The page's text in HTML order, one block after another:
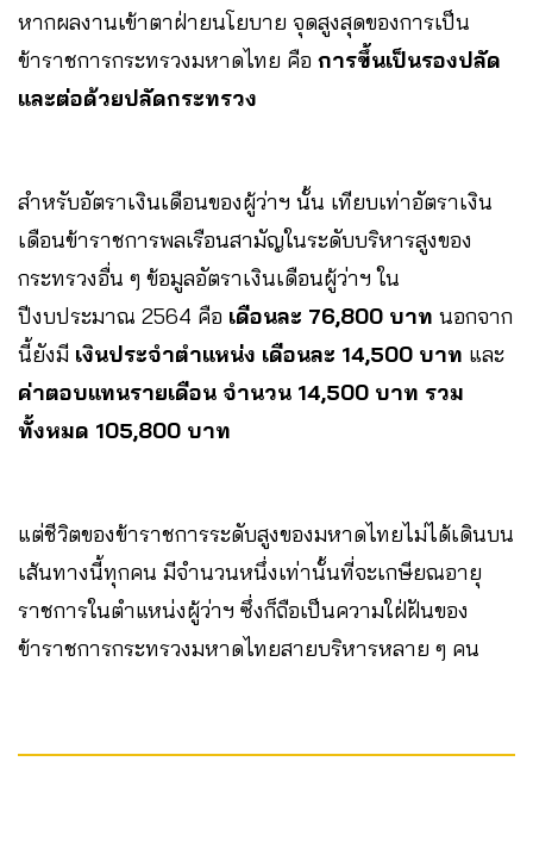
หากผลงานเข้าตาฝ่ายนโยบาย จุดสูงสุดของการเป็น
ข้าราชการกระทรวงมหาดไทย คือ การขึ้นเป็นรองปลัด
และต่อด้วยปลัดกระทรวง
สำหรับอัตราเงินเดือนของผู้ว่าฯ นั้น เทียบเท่าอัตราเงิน
เดือนข้าราชการพลเรือนสามัญในระดับบริหารสูงของ
กระทรวงอื่น ๆ ข้อมูลอัตราเงินเดือนผู้ว่าฯ ใน
ปีงบประมาณ 2564 คือ เดือนละ 76,800 บาท นอกจาก
นี้ยังมี เงินประจำตำแหน่ง เดือนละ 14,500 บาท และ
ค่าตอบแทนรายเดือน จำนวน 14,500 บาท รวม
ทั้งหมด 105,800 บาท
แต่ชีวิตของข้าราชการระดับสูงของมหาดไทยไม่ได้เดินบน
เส้นทางนี้ทุกคน มีจำนวนหนึ่งเท่านั้นที่จะเกษียณอายุ
ราชการในตำแหน่งผู้ว่าฯ ซึ่งก็ถือเป็นความใฝ่ฝันของ
ข้าราชการกระทรวงมหาดไทยสายบริหารหลาย ๆ คน